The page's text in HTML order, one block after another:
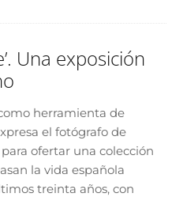
Una exposición
herramienta de
el fotógrafo de
ofertar una colección
la vida española
treinta años, con